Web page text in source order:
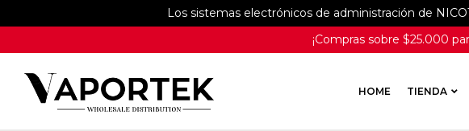
Los sistemas electrónicos de administración de
¡Compras sobre $25.000
HOME TIENDA